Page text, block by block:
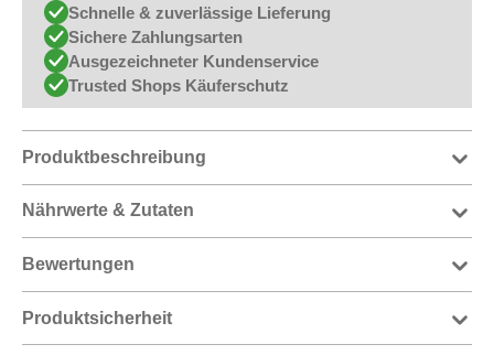
Schnelle & zuverlässige Lieferung
Sichere Zahlungsarten
Ausgezeichneter Kundenservice
Trusted Shops Käuferschutz
Produktbeschreibung
Nährwerte & Zutaten
Bewertungen
Produktsicherheit